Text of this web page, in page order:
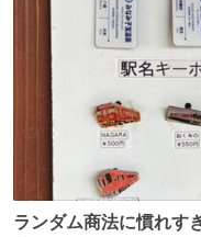
ランダム商法に慣れす